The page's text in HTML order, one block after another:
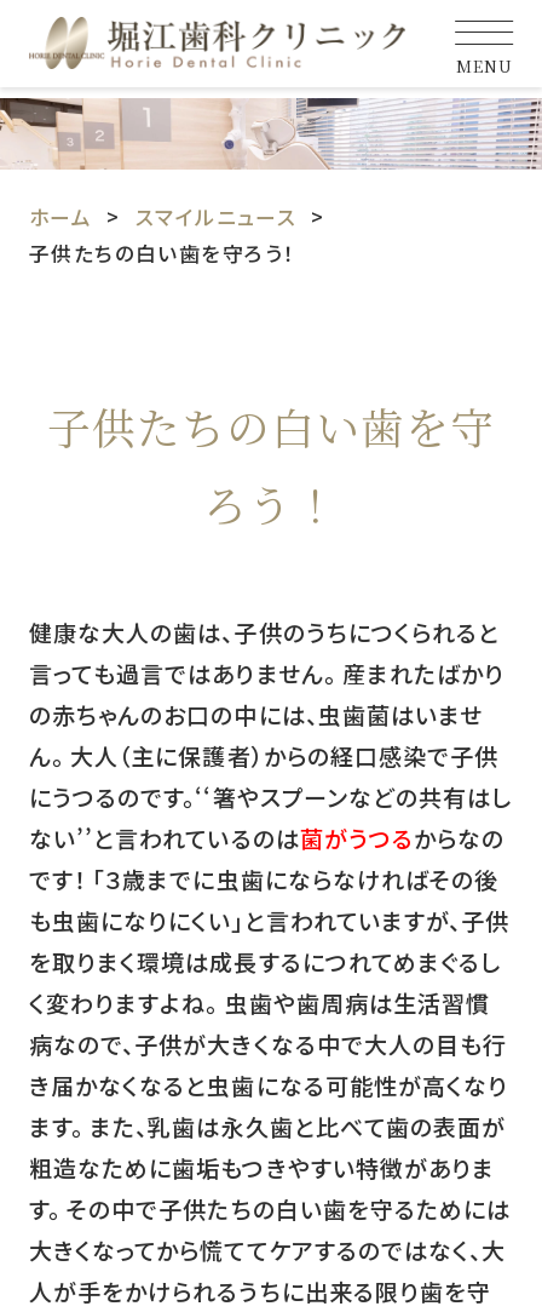
MENU
ホーム
スマイルニュース
子供たちの白い歯を守ろう！
子供たちの白い歯を守
ろう！
健康な大人の歯は、子供のうちにつくられると
言っても過言ではありません。 産まれたばかり
の赤ちゃんのお口の中には、虫歯菌はいませ
ん。 大人（主に保護者）からの経口感染で子供
にうつるのです。‘‘箸やスプーンなどの共有はし
ない’’と言われているのは菌がうつるからなの
です！ 「３歳までに虫歯にならなければその後
も虫歯になりにくい」と言われていますが、子供
を取りまく環境は成長するにつれてめまぐるし
く変わりますよね。 虫歯や歯周病は生活習慣
病なので、子供が大きくなる中で大人の目も行
き届かなくなると虫歯になる可能性が高くなり
ます。 また、乳歯は永久歯と比べて歯の表面が
粗造なために歯垢もつきやすい特徴がありま
す。 その中で子供たちの白い歯を守るためには
大きくなってから慌ててケアするのではなく、大
人が手をかけられるうちに出来る限り歯を守